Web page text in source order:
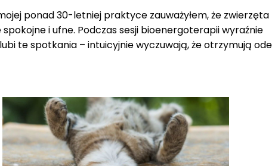
ponad 30-letniej praktyce zauważyłem, że zwierzęta
i ufne. Podczas sesji bioenergoterapii wyraźnie
te spotkania – intuicyjnie wyczuwają, że otrzymują ode